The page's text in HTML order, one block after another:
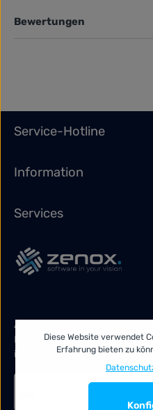
Bewertungen
Service-Hotline
Information
Services
Abonnieren Sie jetzt unseren
Newsletter, um rechtzeitig
informiert zu werden.
E-Mail-Adresse*
Diese Website verwendet
Erfahrung bieten zu